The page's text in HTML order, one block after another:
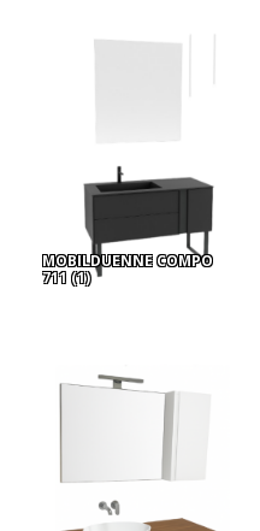
MOBILDUENNE COMPO
711 (1)